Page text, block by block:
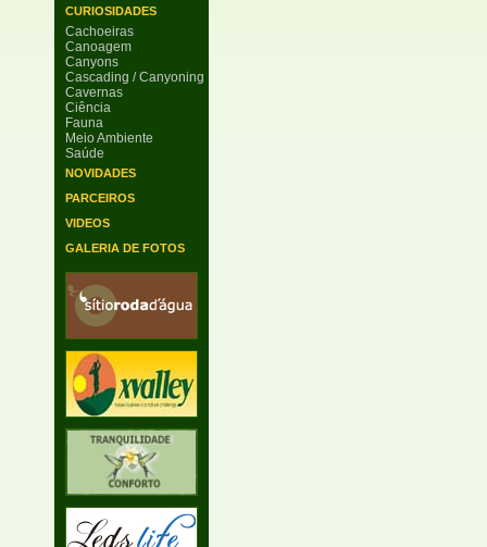
CURIOSIDADES
Cachoeiras
Canoagem
Canyons
Cascading / Canyoning
Cavernas
Ciência
Fauna
Meio Ambiente
Saúde
NOVIDADES
PARCEIROS
VIDEOS
GALERIA DE FOTOS